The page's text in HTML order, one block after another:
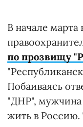
В начале
по прозвищу
Побаиваясь
"ДНР", мужчина
жить в